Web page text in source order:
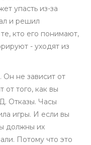
упасть из-за
и решил
кто его понимают,
- уходят из
Он не зависит от
от того, как вы
Отказы. Часы
игры. И если вы
должны их
Потому что это